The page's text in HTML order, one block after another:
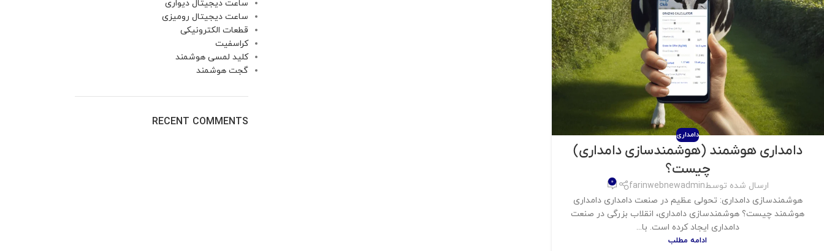
دامداری
دامداری هوشمند (هوشمندسازی دامداری)
چیست؟
ارسال شده توسطfarinwebnewadmin
0
هوشمندسازی دامداری: تحولی عظیم در صنعت دامداری دامداری
هوشمند چیست؟ هوشمندسازی دامداری، انقلاب بزرگی در صنعت
دامداری ایجاد کرده است. با...
ادامه مطلب
ساعت دیجیتال دیواری
ساعت دیجیتال رومیزی
قطعات الکترونیکی
کراسفیت
کلید لمسی هوشمند
گجت هوشمند
RECENT COMMENTS